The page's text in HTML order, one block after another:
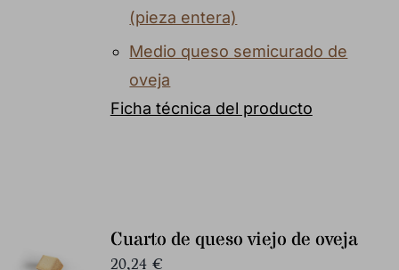
(pieza entera)
Medio queso semicurado de
oveja
Ficha técnica del producto
Cuarto de queso viejo de oveja
20,24 €